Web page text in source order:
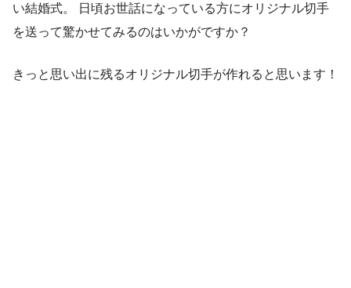
い結婚式。 日頃お世話になっている方にオリジナル切手
を送って驚かせてみるのはいかがですか？
きっと思い出に残るオリジナル切手が作れると思います！